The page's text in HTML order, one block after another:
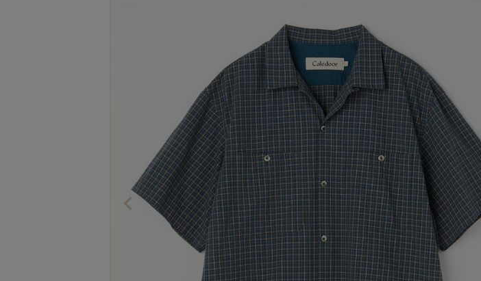
FOX UMBRELLAS
GLENROYAL
SUNSPEL
The Edinburgh
Natural Skincare
Zatchels
OUTLET